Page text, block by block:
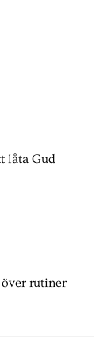
låta Gud
rutiner